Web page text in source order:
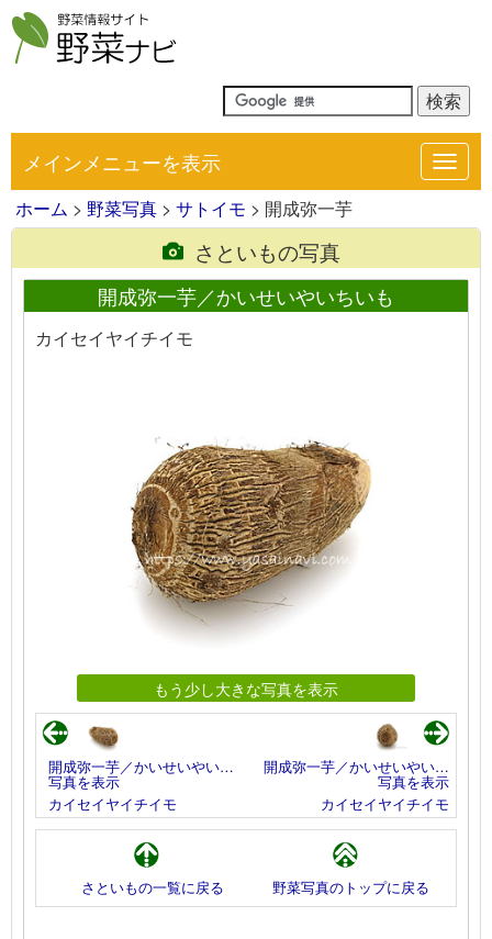
メインメニューを表示
ホーム > 野菜写真 > サトイモ > 開成弥一芋
さといもの写真
開成弥一芋／かいせいやいちいも
カイセイヤイチイモ
もう少し大きな写真を表示
開成弥一芋／かいせいやい…
写真を表示
カイセイヤイチイモ
開成弥一芋／かいせいやい…
写真を表示
カイセイヤイチイモ
さといもの一覧に戻る 野菜写真のトップに戻る